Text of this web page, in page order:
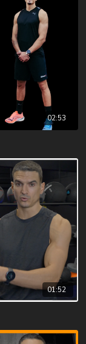
02:53
01:52